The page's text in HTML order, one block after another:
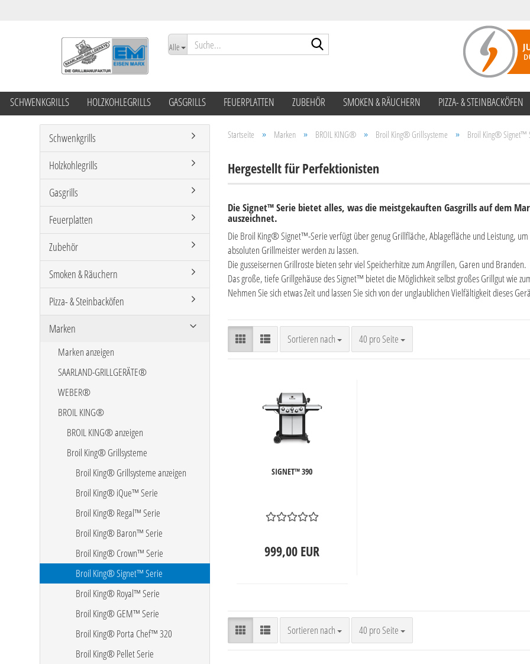
Alle
SCHWENKGRILLS HOLZKOHLEGRILLS GASGRILLS FEUERPLATTEN ZUBEHÖR SMOKEN & RÄUCHERN PIZZA- & STEINBACKÖFEN
Startseite » Marken » BROIL KING® » Broil King® Grillsysteme » Broil King® Signet™
Hergestellt für Perfektionisten
Die Signet™ Serie bietet alles, was die meistgekauften Gasgrills auf dem
auszeichnet.
Die Broil King® Signet™-Serie verfügt über genug Grillfläche, Ablagefläche und Leistung, um
absoluten Grillmeister werden zu lassen.
Die gusseisernen Grillroste bieten sehr viel Speicherhitze zum Angrillen, Garen und Branden.
Das große, tiefe Grillgehäuse des Signet™ bietet die Möglichkeit selbst großes Grillgut wie
Nehmen Sie sich etwas Zeit und lassen Sie sich von der unglaublichen Vielfältigkeit dieses
Sortieren nach
Sortieren nach 40 pro Seite
pro Seite
SIGNET™ 390
999,00 EUR
Sortieren nach
Sortieren nach 40 pro Seite
pro Seite
Schwenkgrills
Holzkohlegrills
Gasgrills
Feuerplatten
Zubehör
Smoken & Räuchern
Pizza- & Steinbacköfen
Marken
Marken anzeigen
SAARLAND-GRILLGERÄTE®
WEBER®
BROIL KING®
BROIL KING® anzeigen
Broil King® Grillsysteme
Broil King® Grillsysteme anzeigen
Broil King® iQue™ Serie
Broil King® Regal™ Serie
Broil King® Baron™ Serie
Broil King® Crown™ Serie
Broil King® Signet™ Serie
Broil King® Royal™ Serie
Broil King® GEM™ Serie
Broil King® Porta Chef™ 320
Broil King® Pellet Serie